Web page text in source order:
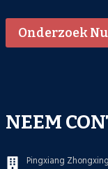
Onderzoek Nu
NEEM
Pingxiang